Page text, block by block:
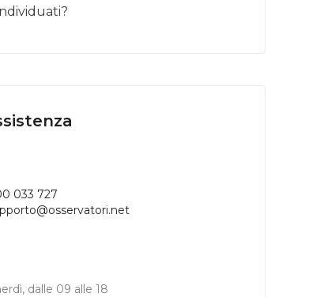
dalle 09 alle 18
033 727